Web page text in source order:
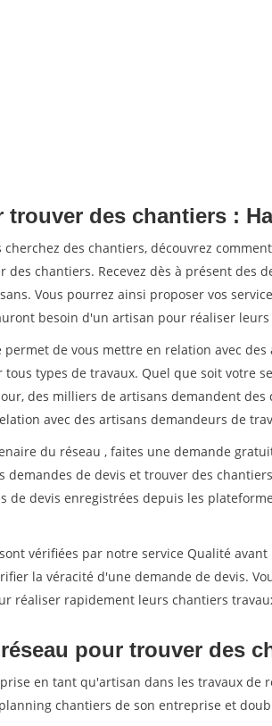
des chantiers :
des chantiers, découvrez
des chantiers. Recevez dès à présent des
Vous pourrez ainsi proposer vos
besoin d'un artisan pour réaliser leurs
de vous mettre en relation avec
types de travaux. Quel que soit votre
des milliers de artisans demandent des
avec des artisans demandeurs de
du réseau , faites une demande
de devis et trouver des
de devis enregistrées depuis les
vérifiées par notre service Qualité
la véracité d'une demande de devis.
réaliser rapidement leurs chantiers
pour trouver des
en tant qu'artisan dans les travaux de
chantiers de son entreprise et